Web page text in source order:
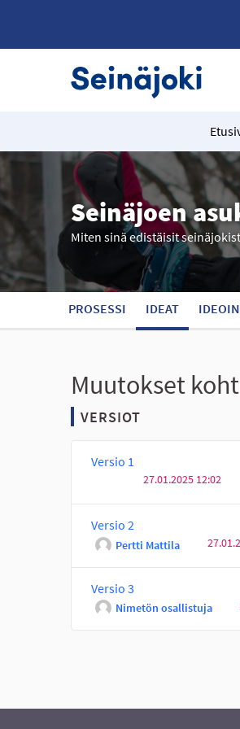
Seinäjoen
Miten sinä edistäisit
PROSESSI IDEAT
Muutokset
VERSIOT
Versio 1
27.01.2025 12:02
Versio 2
Pertti Mattila
Versio 3
Nimetön osallistuja